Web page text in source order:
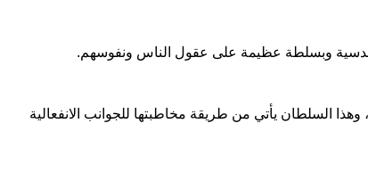
بقدسية وبسلطة عظيمة على عقول الناس ونفوسهم.
السلطان يأتي من طريقة مخاطبتها للجوانب الانفعالية